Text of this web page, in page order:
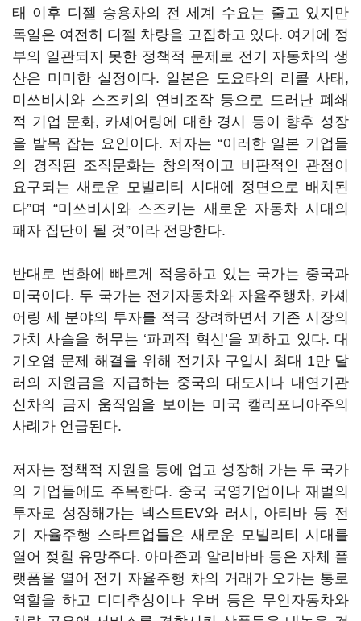
태 이후 디젤 승용차의 전 세계 수요는 줄고 있지만
독일은 여전히 디젤 차량을 고집하고 있다. 여기에 정
부의 일관되지 못한 정책적 문제로 전기 자동차의 생
산은 미미한 실정이다. 일본은 도요타의 리콜 사태,
미쓰비시와 스즈키의 연비조작 등으로 드러난 폐쇄
적 기업 문화, 카셰어링에 대한 경시 등이 향후 성장
을 발목 잡는 요인이다. 저자는 “이러한 일본 기업들
의 경직된 조직문화는 창의적이고 비판적인 관점이
요구되는 새로운 모빌리티 시대에 정면으로 배치된
다”며 “미쓰비시와 스즈키는 새로운 자동차 시대의
패자 집단이 될 것”이라 전망한다.
반대로 변화에 빠르게 적응하고 있는 국가는 중국과
미국이다. 두 국가는 전기자동차와 자율주행차, 카셰
어링 세 분야의 투자를 적극 장려하면서 기존 시장의
가치 사슬을 허무는 ‘파괴적 혁신’을 꾀하고 있다. 대
기오염 문제 해결을 위해 전기차 구입시 최대 1만 달
러의 지원금을 지급하는 중국의 대도시나 내연기관
신차의 금지 움직임을 보이는 미국 캘리포니아주의
사례가 언급된다.
저자는 정책적 지원을 등에 업고 성장해 가는 두 국가
의 기업들에도 주목한다. 중국 국영기업이나 재벌의
투자로 성장해가는 넥스트EV와 러시, 아티바 등 전
기 자율주행 스타트업들은 새로운 모빌리티 시대를
열어 젖힐 유망주다. 아마존과 알리바바 등은 자체 플
랫폼을 열어 전기 자율주행 차의 거래가 오가는 통로
역할을 하고 디디추싱이나 우버 등은 무인자동차와